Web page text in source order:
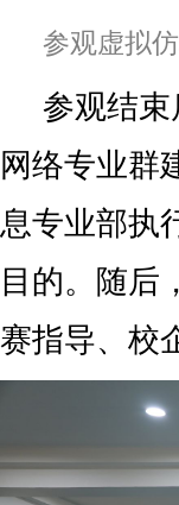
参观虚拟
参观结
网络专业群
息专业部执
目的。随后
赛指导、校